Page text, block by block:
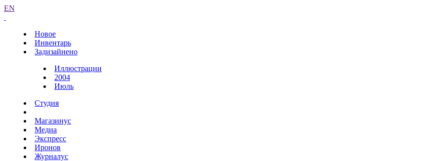
EN
Новое
Инвентарь
Задизайнено
Иллюстрации
2004
Июль
Студия
Магазинус
Медиа
Экспресс
Иронов
Журналус